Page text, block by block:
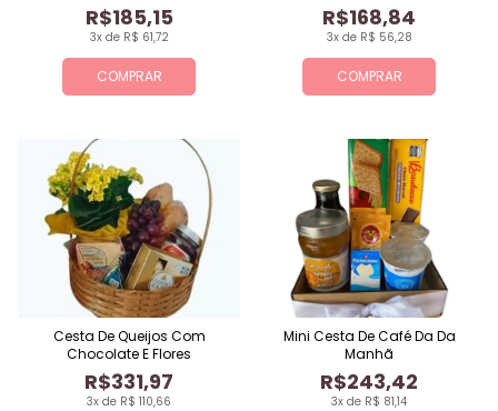
COMPRAR
3x de R$ 61,72
R$185,15
COMPRAR
3x de R$ 56,28
R$168,84
3x de R$ 110,66
R$331,97
Cesta De Queijos Com
Chocolate E Flores
3x de R$ 81,14
R$243,42
Mini Cesta De Café Da Da
Manhã